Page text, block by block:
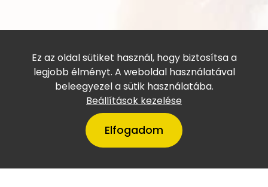
Ez az oldal sütiket használ, hogy biztosítsa a
legjobb élményt. A weboldal használatával
beleegyezel a sütik használatába.
Beállítások kezelése
Elfogadom